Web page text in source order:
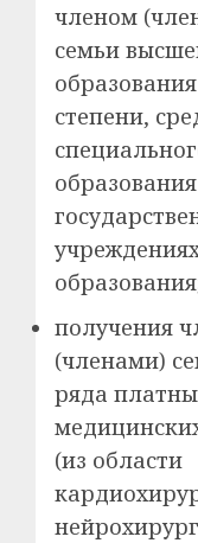
членом
семьи
степени,
получения
(членами)
ряда
(из области